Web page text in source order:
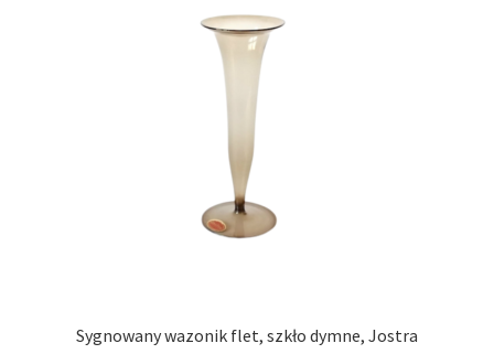
Sygnowany wazonik flet, szkło dymne, Jostra